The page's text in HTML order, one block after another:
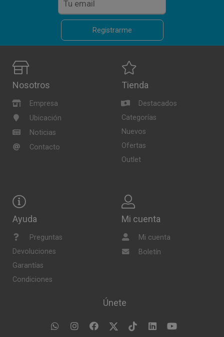
Registrarme
Nosotros
Empresa
Ubicación
Noticias
Contacto
Tienda
Destacados
Categorías
Nuevos
Ofertas
Outlet
Ayuda
Preguntas
Devoluciones
Garantías
Condiciones
Mi cuenta
Mi cuenta
Boletín
Únete